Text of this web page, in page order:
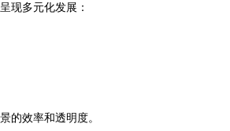
现多元化发展：
的效率和透明度。